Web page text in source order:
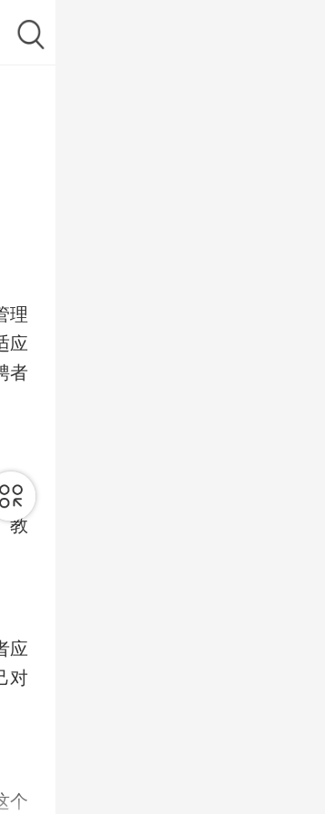
理
应
者
力
教
应
对
个